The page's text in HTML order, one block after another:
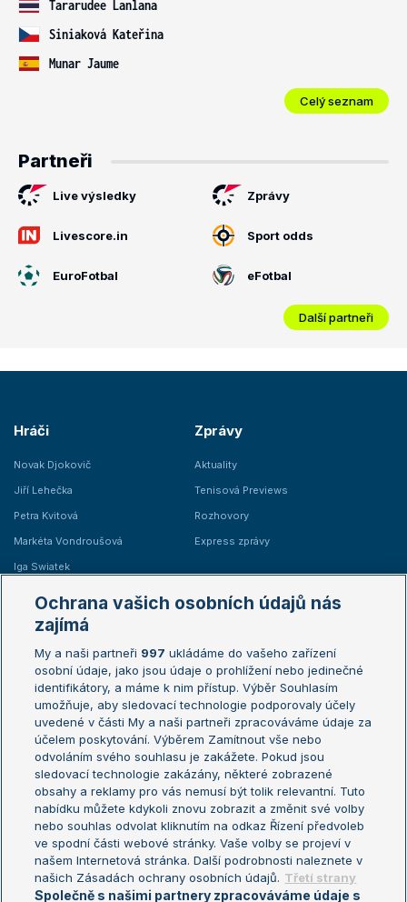
Tararudee Lanlana
Siniaková Kateřina
Munar Jaume
Celý seznam
Partneři
Live výsledky Zprávy
Livescore.in Sport odds
EuroFotbal eFotbal
Další partneři
Hráči
Novak Djokovič
Jiří Lehečka
Petra Kvitová
Markéta Vondroušová
Iga Swiatek
Zprávy
Aktuality
Tenisová Previews
Rozhovory
Express zprávy
Žebříčky
Žebříček ATP (muži)
Žebříček WTA (ženy)
Sázkařský žebříček
Australian Open
French Open
Wimbledon
US Open
Turnaj mistrů
Turnaj mistryň
Aktualní trendy
Fotbalové přestupy
Livesport Daily
LS Prague Open
Ochrana vašich osobních údajů nás
zajímá
My a naši partneři 997 ukládáme do vašeho zařízení
osobní údaje, jako jsou údaje o prohlížení nebo jedinečné
identifikátory, a máme k nim přístup. Výběr Souhlasím
umožňuje, aby sledovací technologie podporovaly účely
uvedené v části My a naši partneři zpracováváme údaje za
účelem poskytování. Výběrem Zamítnout vše nebo
odvoláním svého souhlasu je zakážete. Pokud jsou
sledovací technologie zakázány, některé zobrazené
obsahy a reklamy pro vás nemusí být tolik relevantní. Tuto
nabídku můžete kdykoli znovu zobrazit a změnit své volby
nebo souhlas odvolat kliknutím na odkaz Řízení předvoleb
ve spodní části webové stránky. Vaše volby se projeví v
našem Internetová stránka. Další podrobnosti naleznete v
našich Zásadách ochrany osobních údajů. Třetí strany
Společně s našimi partnery zpracováváme údaje s